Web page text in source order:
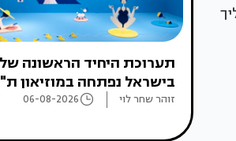
תערוכת היחיד הראשונה
בישראל נפתחה במוזיאון
זוהר שחר לוי 06-08-2026